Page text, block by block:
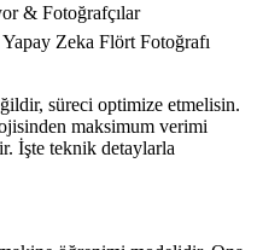
& Fotoğrafçılar
Zeka Flört Fotoğrafı
süreci optimize etmelisin.
maksimum verimi
İşte teknik detaylarla